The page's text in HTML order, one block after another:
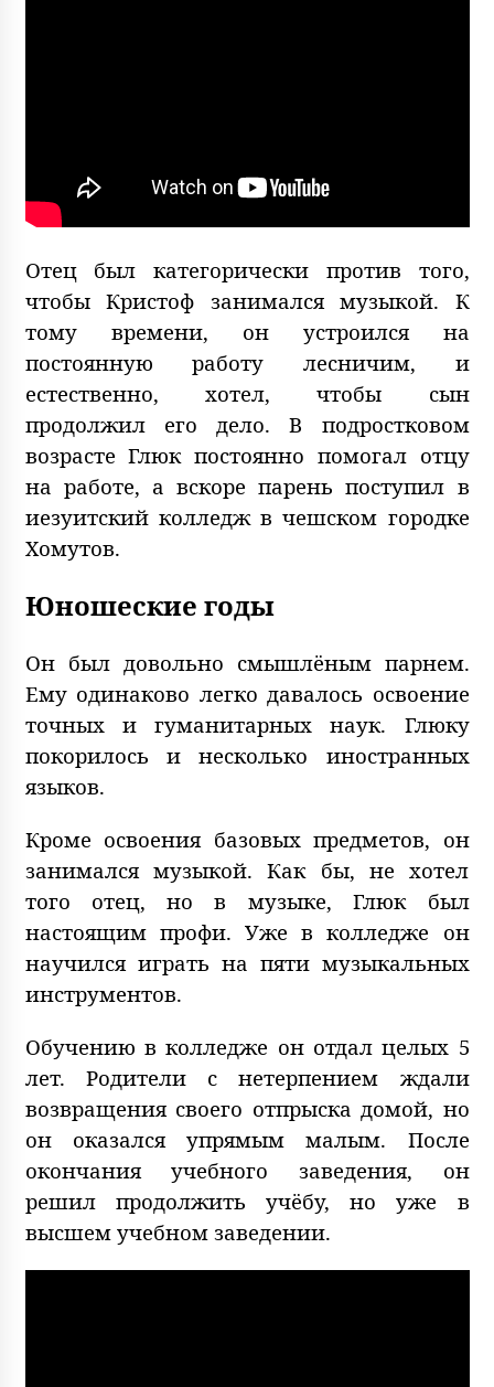
Отец был категорически против того,
чтобы Кристоф занимался музыкой. К
тому времени, он устроился на
постоянную работу лесничим, и
естественно, хотел, чтобы сын
продолжил его дело. В подростковом
возрасте Глюк постоянно помогал отцу
на работе, а вскоре парень поступил в
иезуитский колледж в чешском городке
Хомутов.
Юношеские годы
Он был довольно смышлёным парнем.
Ему одинаково легко давалось освоение
точных и гуманитарных наук. Глюку
покорилось и несколько иностранных
языков.
Кроме освоения базовых предметов, он
занимался музыкой. Как бы, не хотел
того отец, но в музыке, Глюк был
настоящим профи. Уже в колледже он
научился играть на пяти музыкальных
инструментов.
Обучению в колледже он отдал целых 5
лет. Родители с нетерпением ждали
возвращения своего отпрыска домой, но
он оказался упрямым малым. После
окончания учебного заведения, он
решил продолжить учёбу, но уже в
высшем учебном заведении.